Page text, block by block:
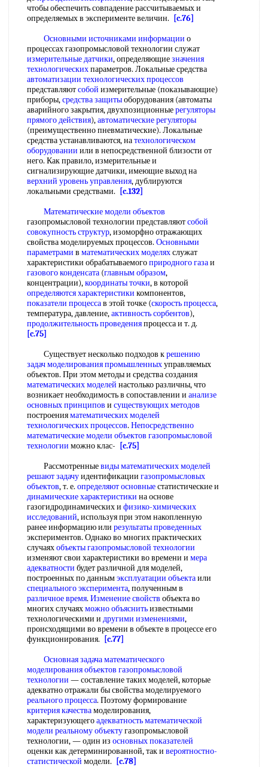
чтобы обеспечить совпадение рассчитываемых и
определяемых в эксперименте величин.
[c.76]
Основными источниками информации о
процессах газопромысловой технологии служат
измерительные датчики, определяющиезначения
технологическихпараметров. Локальные средства
автоматизации технологических процессов
представляютсобой измерительные (показывающие)
приборы,средства защитыоборудования (автоматы
аварийного закрытия, двухпозиционныерегуляторы
прямого действия),автоматические регуляторы
(преимущественно пневматические). Локальные
средства устанавливаются, натехнологическом
оборудовании или в непосредственной близости от
него. Как правило, измерительные и
сигнализирующие датчики, имеющие выход на
верхний уровень управления, дублируются
локальными средствами.
[c.132]
Математические модели объектов
газопромысловой технологии представляютсобой
совокупность структур, изоморфно отражающих
свойства моделируемых процессов. Основными
параметрами в математических моделяхслужат
характеристики обрабатываемогоприродного газаи
газового конденсата (главным образом,
концентрации),координаты точки, в которой
определяются характеристики компонентов,
показатели процессав этой точке (скорость процесса,
температура, давление,активность сорбентов),
продолжительность проведенияпроцесса и т. д.
[c.75]
Существует несколько подходов крешению
задачмоделирования промышленныхуправляемых
объектов. При этом методы и средства создания
математических моделей настолько различны, что
возникает необходимость в сопоставлении и анализе
основных принципов и существующих методов
построенияматематических моделей
технологических процессов. Непосредственно
математические модели объектов газопромысловой
технологии можно клас-
[c.75]
Рассмотренныевиды математических моделей
решают задачуидентификации газопромысловых
объектов, т. е. определяют основныестатистические и
динамические характеристики на основе
газогидродинамических и физико-химических
исследований, используя при этом накопленную
ранее информацию или результаты проведенных
экспериментов. Однако во многих практических
случаяхобъекты газопромысловой технологии
изменяют свои характеристики во времени и мера
адекватности будет различной для моделей,
построенных по даннымэксплуатации объектаили
специального эксперимента, полученным в
различное время. Изменение свойств объекта во
многих случаяхможно объяснитьизвестными
технологическими и другими изменениями,
происходящими во времени в объекте в процессе его
функционирования.
[c.77]
Основная задача математического
моделированияобъектов газопромысловой
технологии — составление таких моделей, которые
адекватно отражали бы свойства моделируемого
реального процесса. Поэтому формирование
критерия качествамоделирования,
характеризующегоадекватность математической
модели реальному объектугазопромысловой
технологии, — один из основных показателей
оценки как детерминированной, так и вероятностно-
статистической модели.
[c.78]